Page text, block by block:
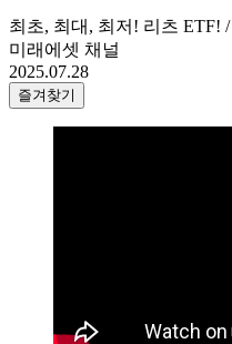
최초, 최대, 최저! 리츠 ETF!
미래에셋 채널
2025.07.28
즐겨찾기